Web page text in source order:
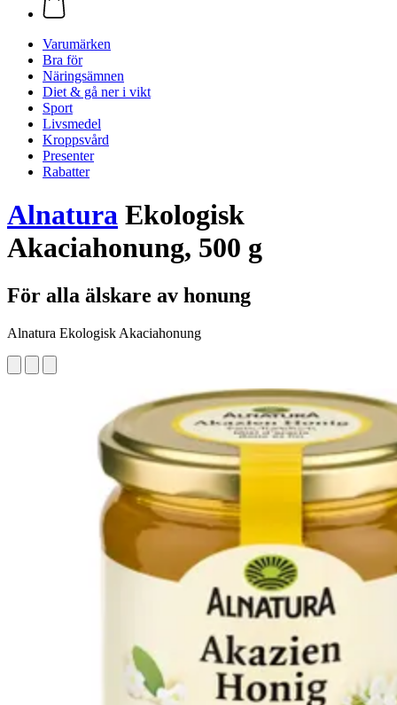
Varumärken
Bra för
Näringsämnen
Diet & gå ner i vikt
Sport
Livsmedel
Kroppsvård
Presenter
Rabatter
Alnatura Ekologisk
Akaciahonung, 500 g
För alla älskare av honung
Alnatura Ekologisk Akaciahonung